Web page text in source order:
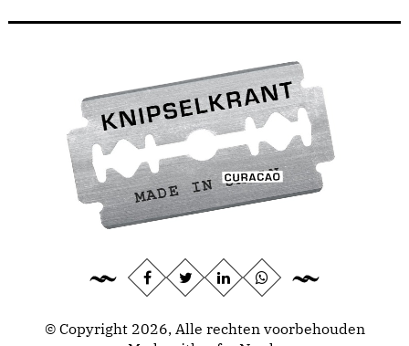
© Copyright 2026, Alle rechten voorbehouden